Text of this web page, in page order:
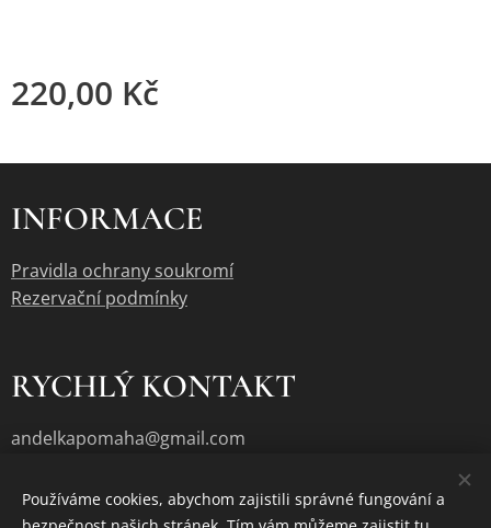
220,00 Kč
INFORMACE
Pravidla ochrany soukromí
Rezervační podmínky
RYCHLÝ KONTAKT
andelkapomaha@gmail.com
Používáme cookies, abychom zajistili správné fungování a